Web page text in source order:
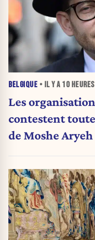
BELGIQUE • IL Y A 10 HEURES
Les
contestent
de Moshe